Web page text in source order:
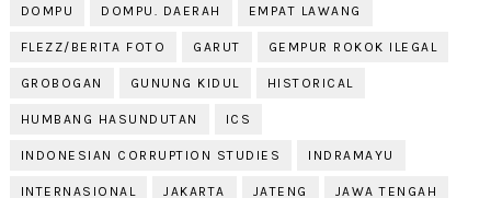
DOMPU DOMPU. DAERAH EMPAT LAWANG
FLEZZ/BERITA FOTO GARUT GEMPUR ROKOK ILEGAL
GROBOGAN GUNUNG KIDUL HISTORICAL
HUMBANG HASUNDUTAN ICS
INDONESIAN CORRUPTION STUDIES INDRAMAYU
INTERNASIONAL JAKARTA JATENG JAWA TENGAH